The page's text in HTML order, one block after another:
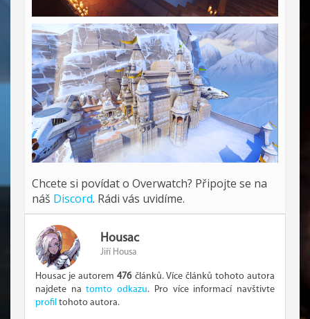
Chcete si povídat o Overwatch? Připojte se na
náš Discord. Rádi vás uvidíme.
Housac
Jiří Housa
Housac je autorem476článků. Více článků tohoto autora
najdete natomto odkazu. Pro více informací navštivte
profil tohoto autora.